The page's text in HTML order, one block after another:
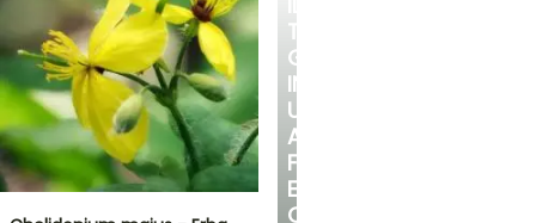
TUO
GIARDINO
IN
UN
ANGOLO
FRESCO
E
OMBREGGIATO